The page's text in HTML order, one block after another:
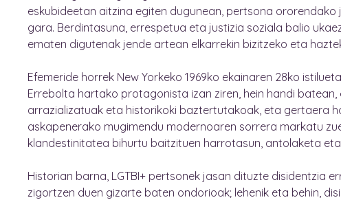
eskubideetan aitzina egiten dugunean, pertsona ororendako
gara. Berdintasuna, errespetua eta justizia soziala balio
ematen digutenak jende artean elkarrekin bizitzeko eta
Efemeride horrek New Yorkeko 1969ko ekainaren 28ko
Errebolta hartako protagonista izan ziren, hein handi batean,
arrazializatuak eta historikoki baztertutakoak, eta gertaera
askapenerako mugimendu modernoaren sorrera markatu
klandestinitatea bihurtu baitzituen harrotasun, antolaketa
Historian barna, LGTBI+ pertsonek jasan dituzte disidentzia
zigortzen duen gizarte baten ondorioak; lehenik eta behin,